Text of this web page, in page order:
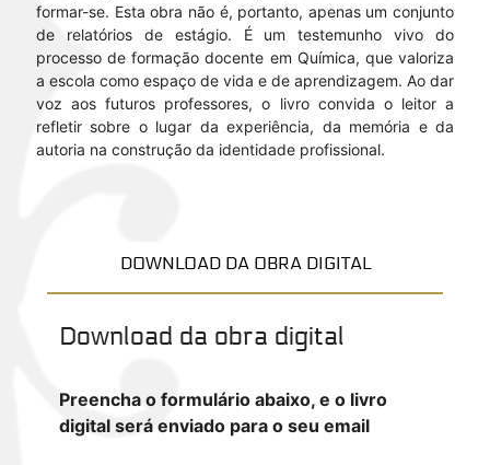
formar-se. Esta obra não é, portanto, apenas um conjunto
de relatórios de estágio. É um testemunho vivo do
processo de formação docente em Química, que valoriza
a escola como espaço de vida e de aprendizagem. Ao dar
voz aos futuros professores, o livro convida o leitor a
refletir sobre o lugar da experiência, da memória e da
autoria na construção da identidade profissional.
DOWNLOAD DA OBRA DIGITAL
Download da obra digital
Preencha o formulário abaixo, e o livro
digital será enviado para o seu email